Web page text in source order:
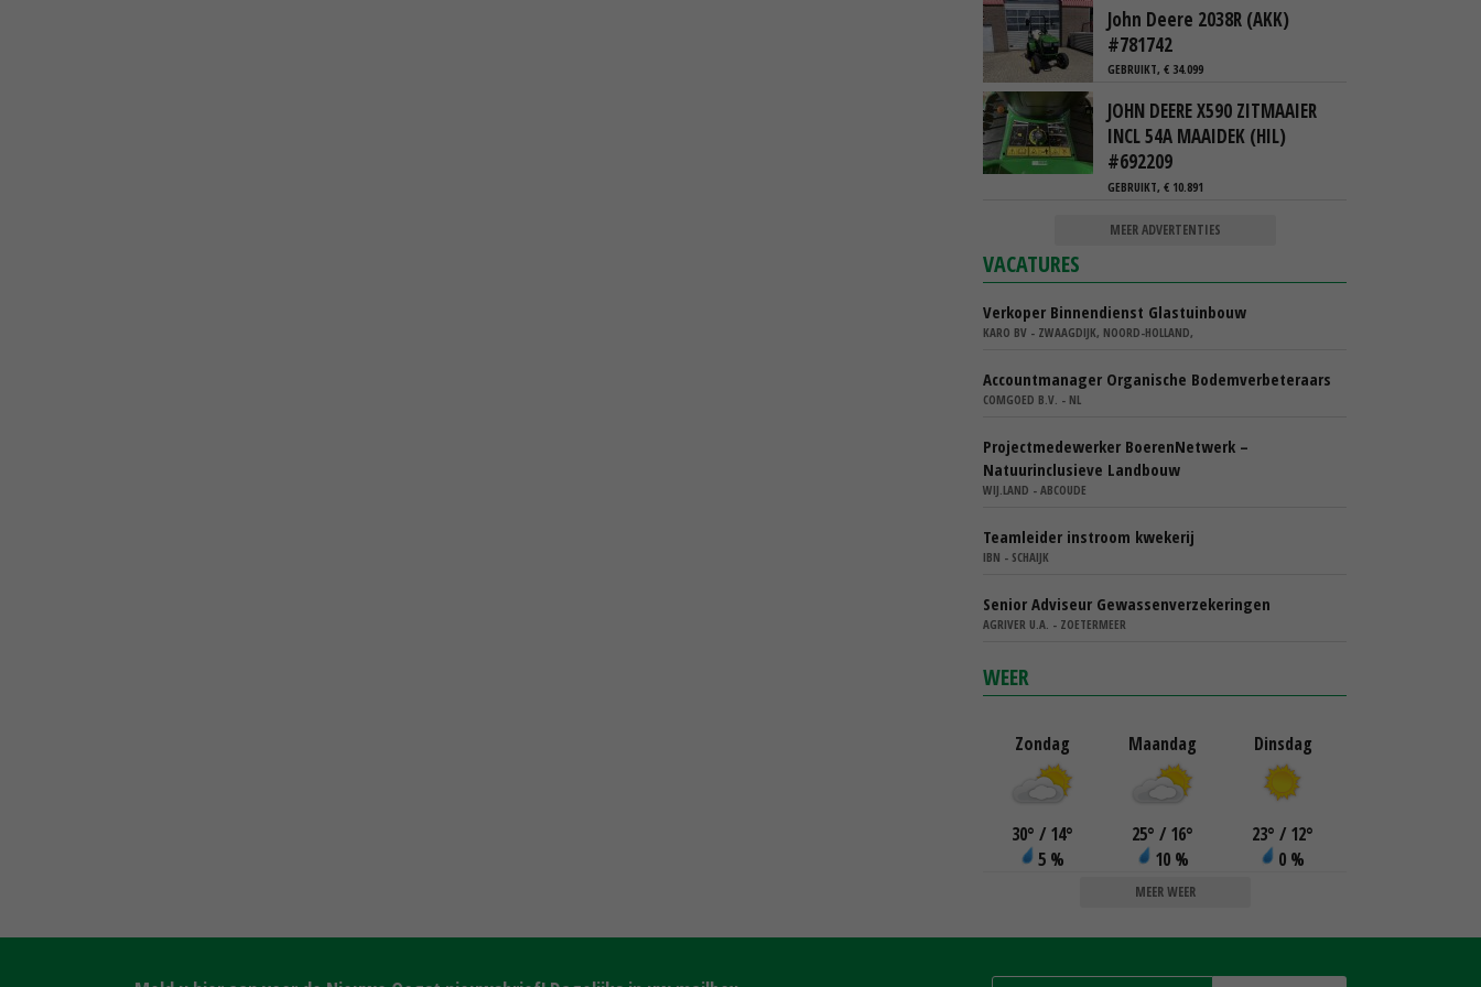
John Deere 2038R (AKK)
#781742
GEBRUIKT, € 34.099
JOHN DEERE X590 ZITMAAIER
INCL 54A MAAIDEK (HIL)
#692209
GEBRUIKT, € 10.891
MEER ADVERTENTIES
VACATURES
Verkoper Binnendienst Glastuinbouw
KARO BV - ZWAAGDIJK, NOORD-HOLLAND,
Accountmanager Organische Bodemverbeteraars
COMGOED B.V. - NL
Projectmedewerker BoerenNetwerk –
Natuurinclusieve Landbouw
WIJ.LAND - ABCOUDE
Teamleider instroom kwekerij
IBN - SCHAIJK
Senior Adviseur Gewassenverzekeringen
AGRIVER U.A. - ZOETERMEER
WEER
Zondag
30° / 14°
5 %
Maandag
25° / 16°
10 %
Dinsdag
23° / 12°
0 %
MEER WEER